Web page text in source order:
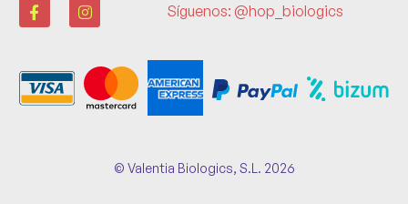
Síguenos: @hop_biologics
© Valentia Biologics, S.L. 2026